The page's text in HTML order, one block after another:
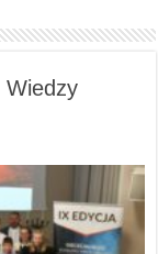
Wiedzy